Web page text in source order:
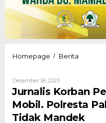
Homepage / Berita
Beli
Mobil.
Polresta
Palu
Desember 18, 2025Oleh
Hendly
Mangkali
Jurnalis Korban
Mobil. Polresta
Tidak Mandek